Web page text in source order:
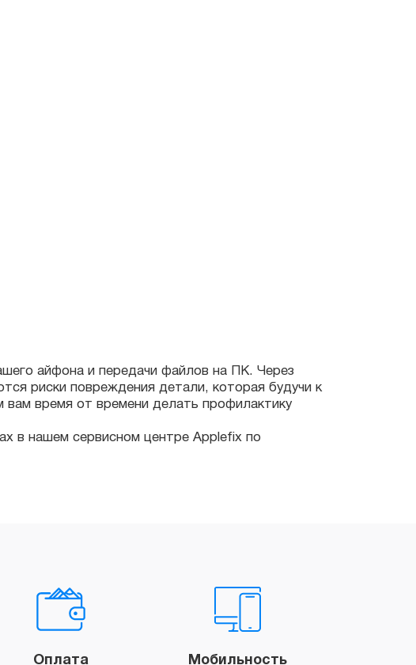
повреждения детали, которая будучи к
сервисном центре Applefix по
Оплата Мобильность